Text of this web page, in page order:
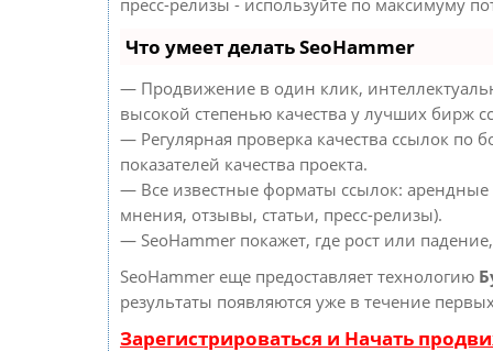
Что умеет делать SeoHammer
— Продвижение в один клик,
высокой степенью качества у лучших бирж
— Регулярная проверка качества ссылок по
показателей качества проекта.
— Все известные форматы ссылок:
мнения, отзывы, статьи, пресс-релизы).
— SeoHammer покажет, где рост или
SeoHammer еще предоставляет технологию
результаты появляются уже в течение
Зарегистрироваться и Начать